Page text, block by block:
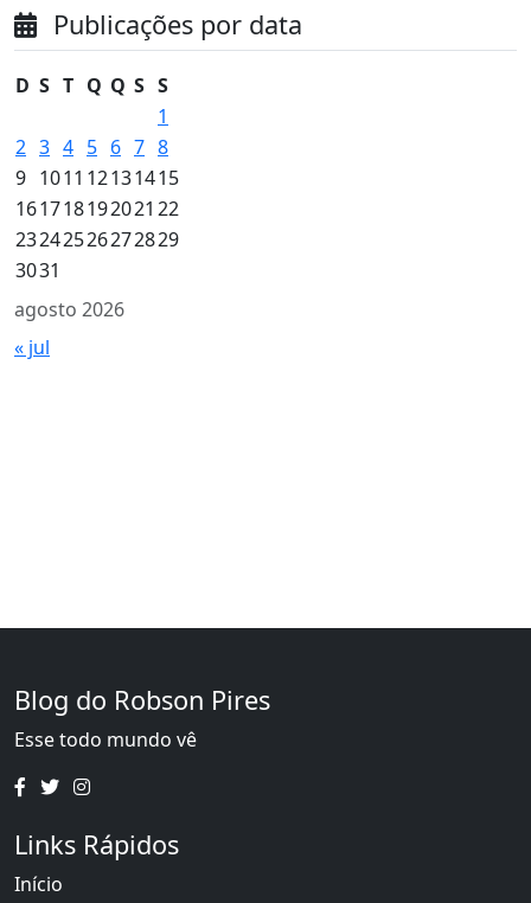
Publicações por data
agosto 2026
D S T Q Q S S
1
2 3 4 5 6 7 8
9 1011 12131415
161718192021 22
23242526272829
3031
« jul
Blog do Robson Pires
Esse todo mundo vê
Links Rápidos
Início